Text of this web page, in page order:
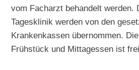
vom Facharzt behandelt werden.
Tagesklinik werden von den
Krankenkassen übernommen.
Frühstück und Mittagessen ist